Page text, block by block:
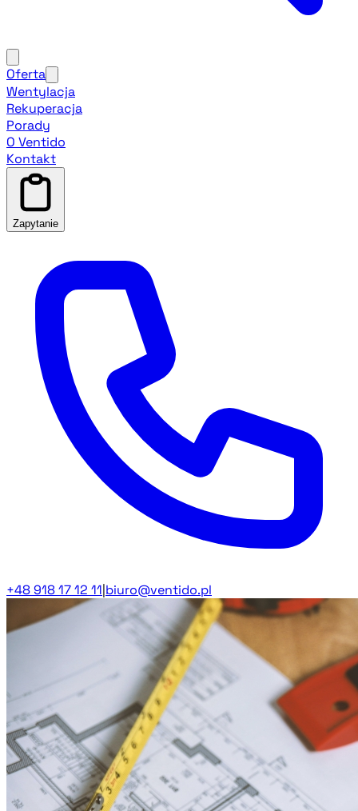
Oferta
Wentylacja
Rekuperacja
Porady
O Ventido
Kontakt
Zapytanie
+48 918 17 12 11 biuro@ventido.pl